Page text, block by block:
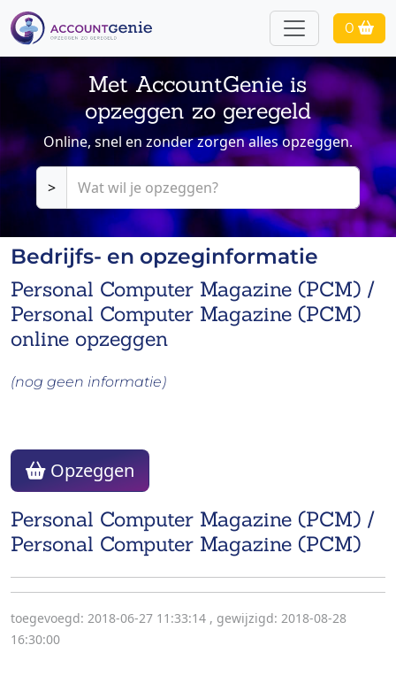
0
Met AccountGenie is
opzeggen zo geregeld
Online, snel en zonder zorgen alles opzeggen.
>
Bedrijfs- en opzeginformatie
Personal Computer Magazine (PCM) /
Personal Computer Magazine (PCM)
online opzeggen
(nog geen informatie)
Personal Computer Magazine (PCM) /
Personal Computer Magazine (PCM)
Opzeggen
toegevoegd: 2018-06-27 11:33:14 , gewijzigd: 2018-08-28
16:30:00